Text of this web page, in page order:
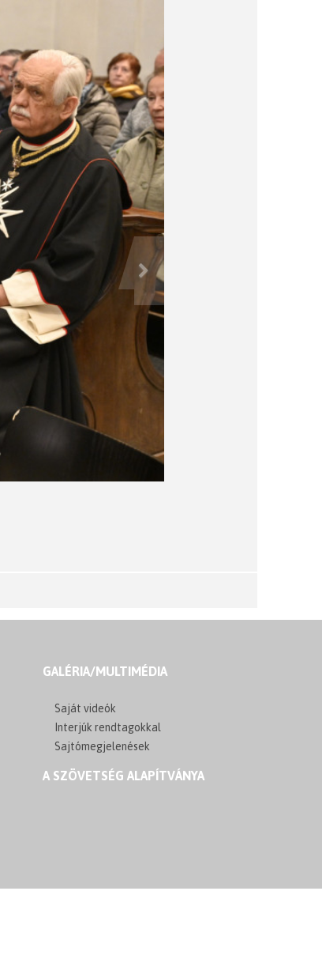
GALÉRIA/MULTIMÉDIA
Saját videók
Interjúk rendtagokkal
Sajtómegjelenések
A SZÖVETSÉG ALAPÍTVÁNYA